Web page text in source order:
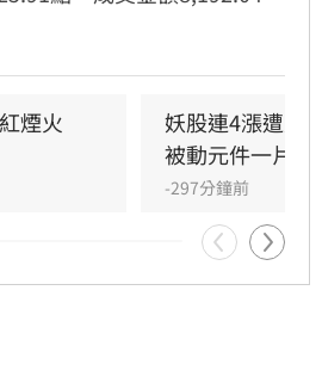
、收384.19點，成交
煙火
妖股連4漲遭
被動元件一片綠
-297分鐘前